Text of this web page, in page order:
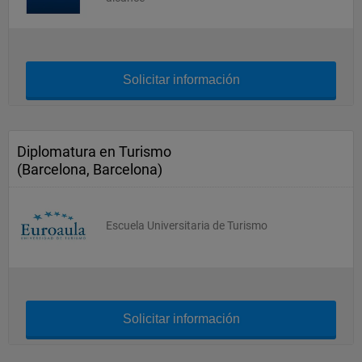
Solicitar información
Diplomatura en Turismo
(Barcelona, Barcelona)
Escuela Universitaria de Turismo
Solicitar información